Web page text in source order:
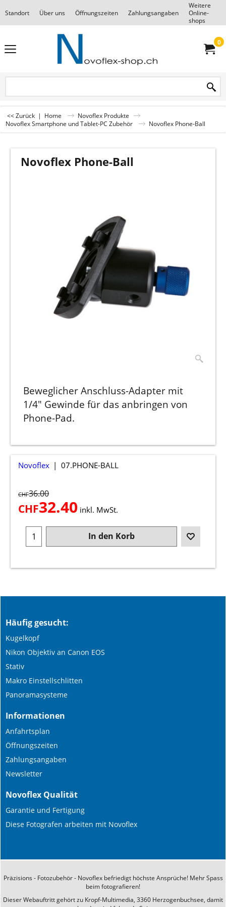
Standort Über uns Öffnungszeiten Zahlungsangaben
Weitere
Online-
shops
0
<< Zurück | Home
Novoflex Produkte
Novoflex Smartphone und Tablet-PC Zubehör
Novoflex Phone-Ball
Novoflex Phone-Ball
Beweglicher Anschluss-Adapter mit
1/4" Gewinde für das anbringen von
Phone-Pad.
Novoflex 07.PHONE-BALL
CHF36.00
CHF32.40 inkl. MwSt.
In den Korb
Häufig gesucht:
Kugelkopf
Nikon Objektiv an Canon EOS
Stativ
Makro Einstellschlitten
Panoramasysteme
Informationen
Anfahrtsplan
Öffnungszeiten
Zahlungsangaben
Newsletter
Novoflex Qualität
Garantie und Fertigung
Diese Fotografen arbeiten mit Novoflex
Präzisions - Fotozubehör - Novoflex befriedigt höchste Ansprüche! Mehr Spass
beim fotografieren!
Dieser Webauftritt gehört zu Kropf-Multimedia, 3360 Herzogenbuchsee, damit